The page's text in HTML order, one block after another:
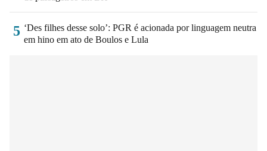
5 ‘Des filhes desse solo’: PGR é acionada por linguagem neutra
em hino em ato de Boulos e Lula